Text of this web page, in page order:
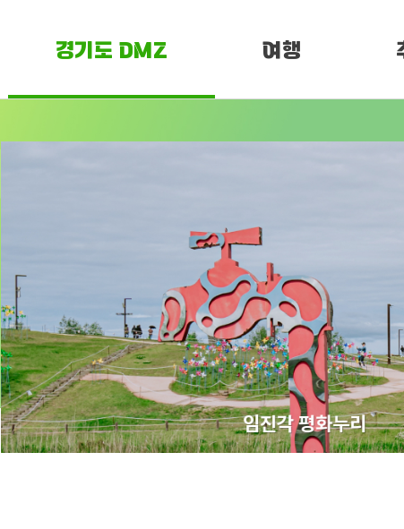
경기도 DMZ
DMZ 소개
여행
여행정보
DMZ 소개
임진각 평화누리